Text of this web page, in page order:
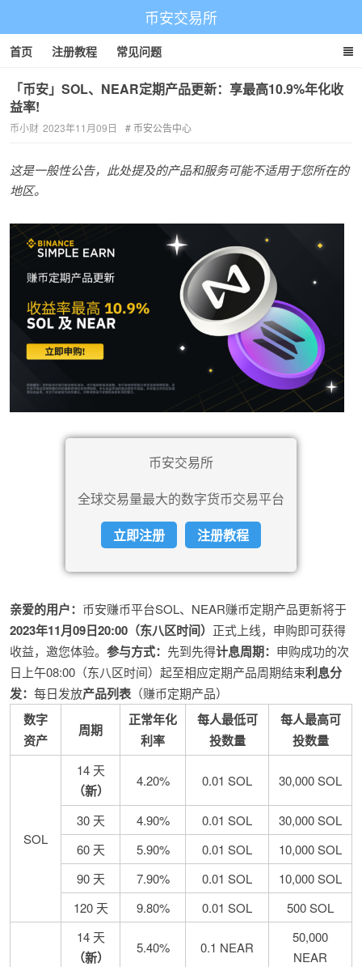
币安交易所
首页 注册教程 常见问题
「币安」SOL、NEAR定期产品更新：享最高10.9%年化收
益率!
币小财 2023年11月09日 币安公告中心
这是一般性公告，此处提及的产品和服务可能不适用于您所在的
地区。
币安交易所
全球交易量最大的数字货币交易平台
立即注册
注册教程
亲爱的用户： 币安赚币平台SOL、NEAR赚币定期产品更新将于
2023年11月09日20:00（东八区时间） 正式上线，申购即可获得
收益，邀您体验。 参与方式： 先到先得计息周期： 申购成功的次
日上午08:00（东八区时间）起至相应定期产品周期结束利息分
发： 每日发放产品列表 （赚币定期产品）
数字
资产
周期
正常年化
利率
每人最低可
投数量
每人最高可
投数量
SOL
14 天
（新）
4.20% 0.01 SOL 30,000 SOL
30 天 4.90% 0.01 SOL
30,000 SOL
60 天
5.90% 0.01 SOL
10,000 SOL
90 天
7.90% 0.01 SOL
10,000 SOL
120 天
9.80% 0.01 SOL 500 SOL
14 天
（新）
5.40% 0.1 NEAR
50,000
NEAR